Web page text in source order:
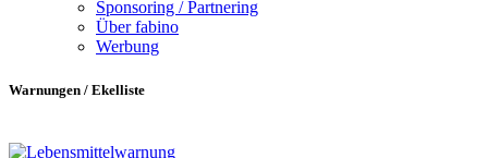
Sponsoring / Partnering
Über fabino
Werbung
Warnungen / Ekelliste